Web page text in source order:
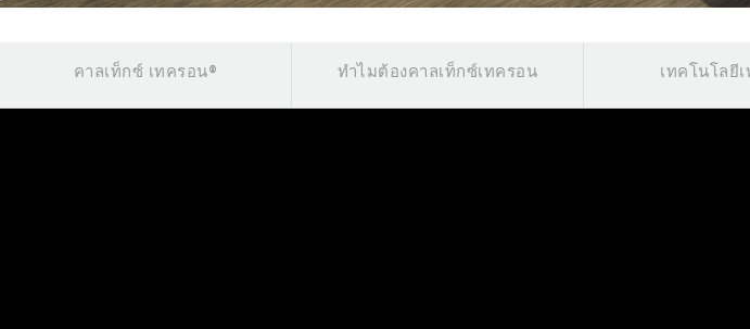
คาลเท็กซ์ เทครอน® ทำไมต้องคาลเท็กซ์เทครอน เทคโนโลยี